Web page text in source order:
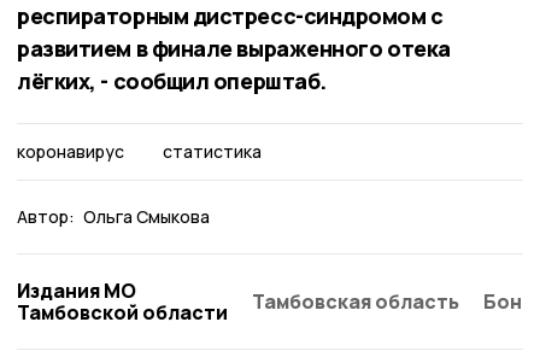
респираторным дистресс-синдромом с
развитием в финале выраженного отека
лёгких, - сообщил оперштаб.
коронавирус статистика
Автор: Ольга Смыкова
Издания МО
Тамбовской области
Тамбовская область